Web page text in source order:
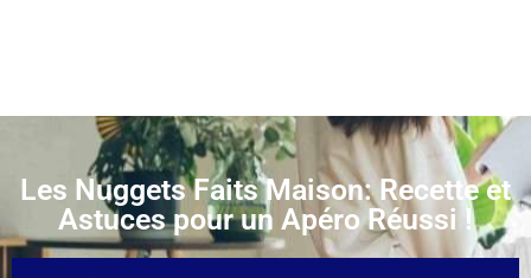
Les Nuggets Faits Maison: Recette et
Astuces pour un Apéro Réussi !